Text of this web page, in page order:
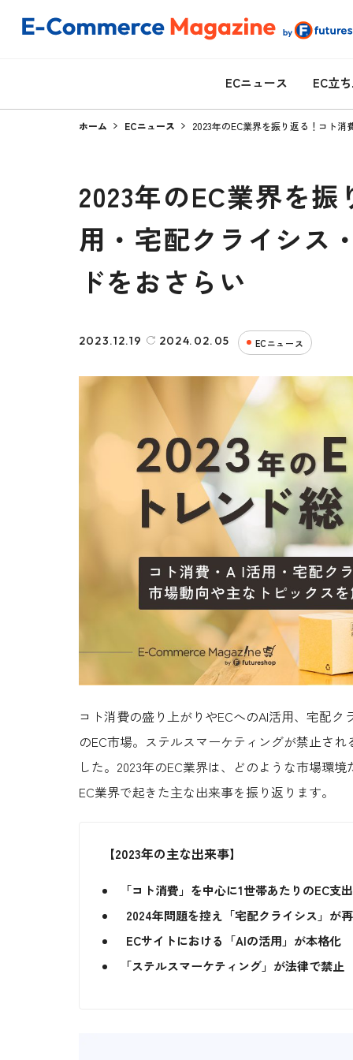
ECニュース EC立
ホーム ECニュース 2023年のEC業界を振り返る！コト
2023年のEC業界を
用・宅配クライシス
ドをおさらい
2023.12.19 2024.02.05 ECニュース
コト消費の盛り上がりやECへのAI活用、宅配ク
のEC市場。ステルスマーケティングが禁止され
した。 2023年のEC業界は、どのような市場環境
EC業界で起きた主な出来事を振り返ります。
【2023年の主な出来事】
「コト消費」を中心に1世帯あたりのEC支
2024年問題を控え「宅配クライシス」が
ECサイトにおける「AIの活用」が本格化
「ステルスマーケティング」が法律で禁止